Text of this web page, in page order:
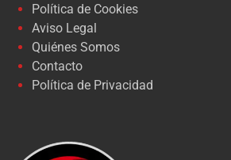
Política de Cookies
Aviso Legal
Quiénes Somos
Contacto
Política de Privacidad